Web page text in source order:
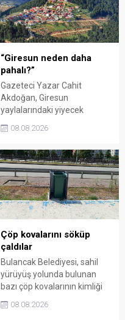
alamadığını savunarak,
Giresun milletvekillerini
sessiz kalmakla suçladı.
“Giresun neden daha
pahalı?”
Gazeteci Yazar Cahit
Akdoğan, Giresun
yaylalarındaki yiyecek
belirgin biçimde yüksek
Valiliği, Tarım ve Orman İl
Müdürlüğü ile ilgili kurumları
denetime çağırdı. Akdoğan,
yüzde 50’ye ulaşan fiyat
farklarının araştırılması
gerektiğini söyledi.
08.08.2026
Çöp kovalarını söküp
çaldılar
Bulancak Belediyesi, sahil
yürüyüş yolunda bulunan
bazı çöp kovalarının kimliği
sökülerek çalındığını açıkladı.
08.08.2026